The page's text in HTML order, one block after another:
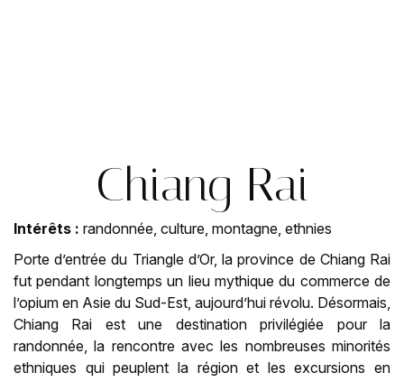
Chiang Rai
Intérêts : randonnée, culture, montagne, ethnies
Porte d’entrée du Triangle d’Or, la province de Chiang Rai
fut pendant longtemps un lieu mythique du commerce de
l’opium en Asie du Sud-Est, aujourd’hui révolu. Désormais,
Chiang Rai est une destination privilégiée pour la
randonnée, la rencontre avec les nombreuses minorités
ethniques qui peuplent la région et les excursions en